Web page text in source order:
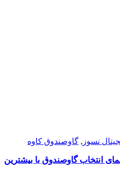
نسوز , گاوصندوق کاوه
انتخاب گاوصندوق با بیشترین